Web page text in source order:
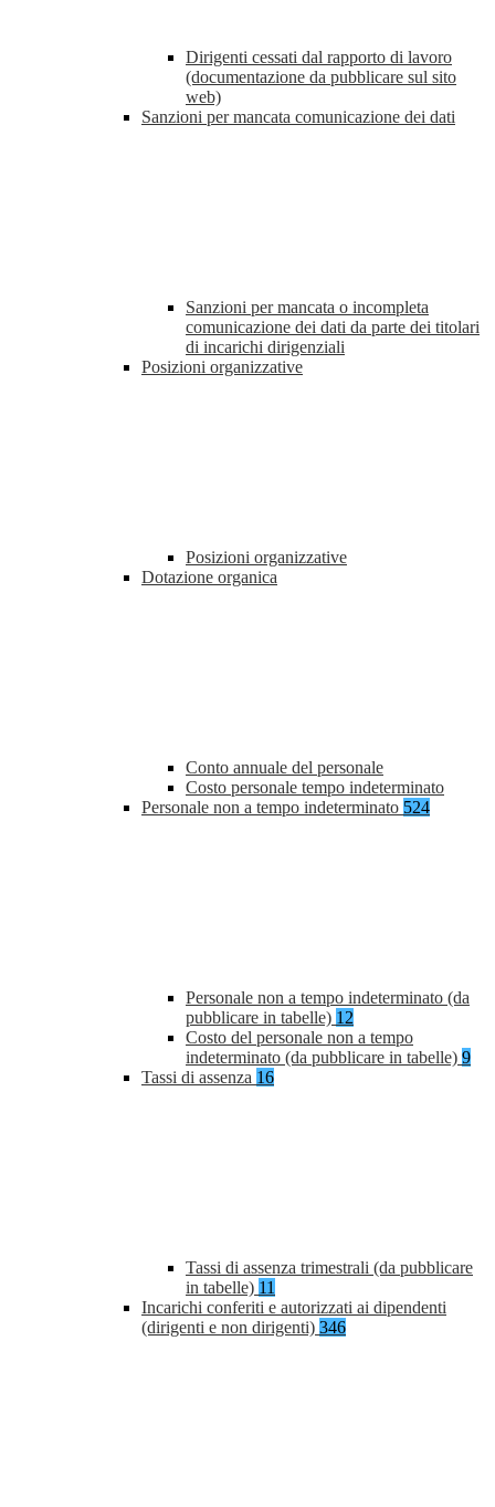
Dirigenti cessati dal rapporto di lavoro
(documentazione da pubblicare sul sito
web)
Sanzioni per mancata comunicazione dei dati
Sanzioni per mancata o incompleta
comunicazione dei dati da parte dei titolari
di incarichi dirigenziali
Posizioni organizzative
Posizioni organizzative
Dotazione organica
Conto annuale del personale
Costo personale tempo indeterminato
Personale non a tempo indeterminato 524
Personale non a tempo indeterminato (da
pubblicare in tabelle) 12
Costo del personale non a tempo
indeterminato (da pubblicare in tabelle) 9
Tassi di assenza 16
Tassi di assenza trimestrali (da pubblicare
in tabelle) 11
Incarichi conferiti e autorizzati ai dipendenti
(dirigenti e non dirigenti) 346